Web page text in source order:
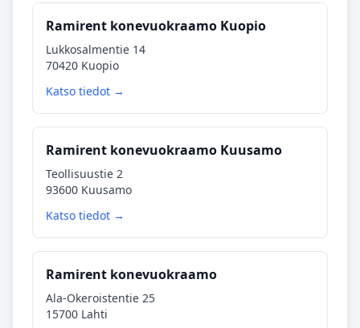
Ramirent konevuokraamo Kuopio
Lukkosalmentie 14
70420 Kuopio
Katso tiedot →
Ramirent konevuokraamo Kuusamo
Teollisuustie 2
93600 Kuusamo
Katso tiedot →
Ramirent konevuokraamo
Ala-Okeroistentie 25
15700 Lahti